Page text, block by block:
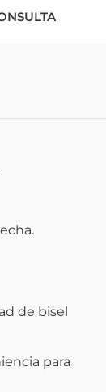
de bisel
para